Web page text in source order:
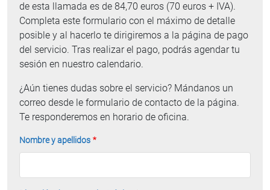
de esta llamada es de 84,70 euros (70 euros + IVA).
Completa este formulario con el máximo de detalle
posible y al hacerlo te dirigiremos a la página de pago
del servicio. Tras realizar el pago, podrás agendar tu
sesión en nuestro calendario.
¿Aún tienes dudas sobre el servicio? Mándanos un
correo desde le formulario de contacto de la página.
Te responderemos en horario de oficina.
Nombre y apellidos